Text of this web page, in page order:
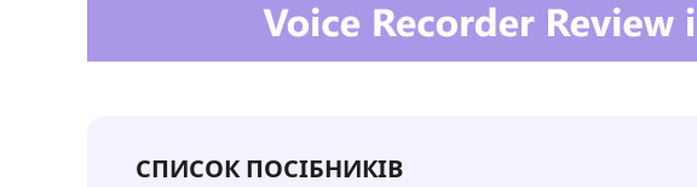
СПИСОК ПОСІБНИКІВ